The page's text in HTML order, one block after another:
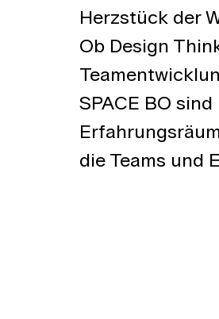
Herzstück der
Ob Design
SPACE BO
die Teams und